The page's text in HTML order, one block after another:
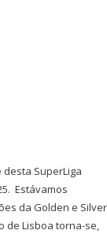
desta SuperLiga
Estávamos
da Golden e Silver
de Lisboa torna-se,